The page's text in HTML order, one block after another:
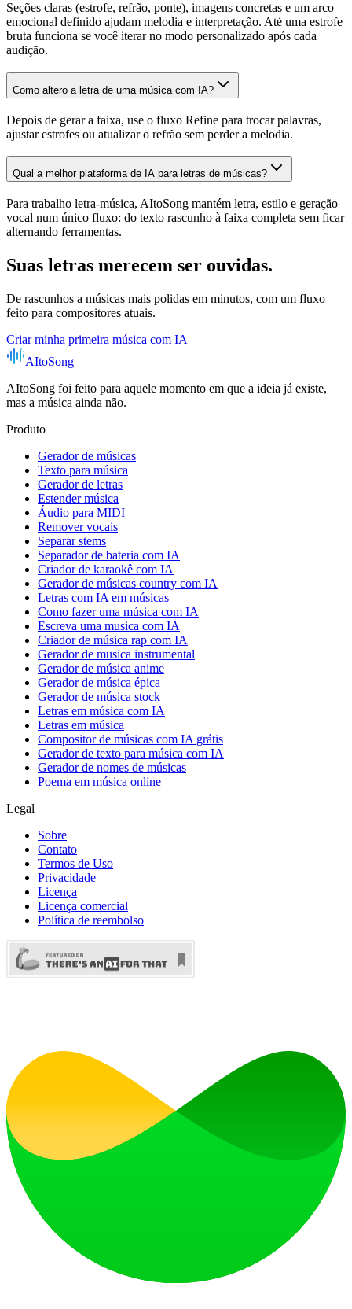
Seções claras (estrofe, refrão, ponte), imagens concretas e um arco
emocional definido ajudam melodia e interpretação. Até uma estrofe
bruta funciona se você iterar no modo personalizado após cada
audição.
Como altero a letra de uma música com IA?
Depois de gerar a faixa, use o fluxo Refine para trocar palavras,
ajustar estrofes ou atualizar o refrão sem perder a melodia.
Qual a melhor plataforma de IA para letras de músicas?
Para trabalho letra-música, AItoSong mantém letra, estilo e geração
vocal num único fluxo: do texto rascunho à faixa completa sem ficar
alternando ferramentas.
Suas letras merecem ser ouvidas.
De rascunhos a músicas mais polidas em minutos, com um fluxo
feito para compositores atuais.
Criar minha primeira música com IA
AItoSong
AItoSong foi feito para aquele momento em que a ideia já existe,
mas a música ainda não.
Produto
Gerador de músicas
Texto para música
Gerador de letras
Estender música
Áudio para MIDI
Remover vocais
Separar stems
Separador de bateria com IA
Criador de karaokê com IA
Gerador de músicas country com IA
Letras com IA em músicas
Como fazer uma música com IA
Escreva uma musica com IA
Criador de música rap com IA
Gerador de musica instrumental
Gerador de música anime
Gerador de música épica
Gerador de música stock
Letras em música com IA
Letras em música
Compositor de músicas com IA grátis
Gerador de texto para música com IA
Gerador de nomes de músicas
Poema em música online
Legal
Sobre
Contato
Termos de Uso
Privacidade
Licença
Licença comercial
Política de reembolso